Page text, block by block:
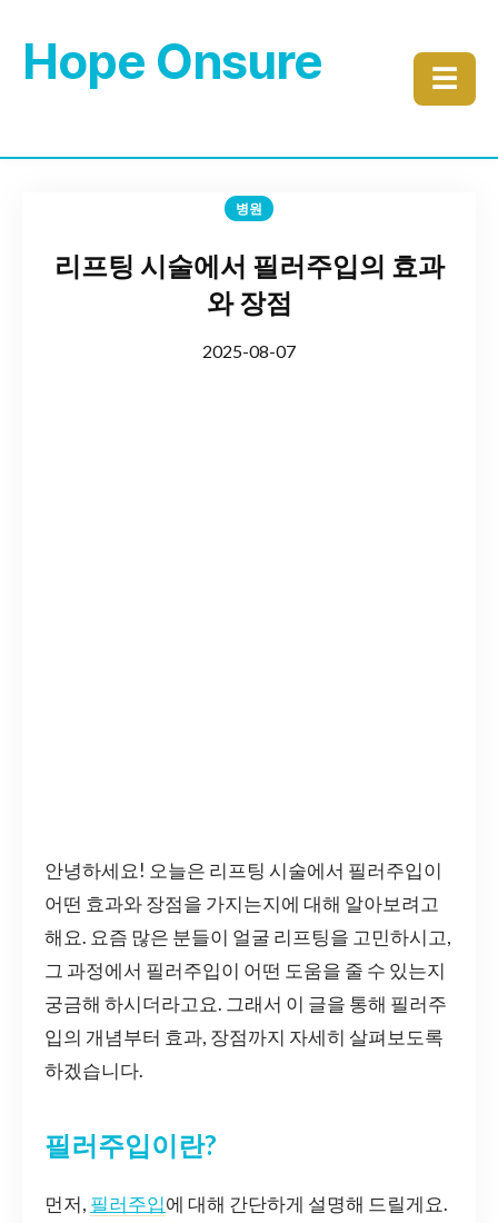
Hope Onsure ☰
병원
리프팅 시술에서 필러주입의 효과
와 장점
2025-08-07
안녕하세요! 오늘은 리프팅 시술에서 필러주입이
어떤 효과와 장점을 가지는지에 대해 알아보려고
해요. 요즘 많은 분들이 얼굴 리프팅을 고민하시고,
그 과정에서 필러주입이 어떤 도움을 줄 수 있는지
궁금해 하시더라고요. 그래서 이 글을 통해 필러주
입의 개념부터 효과, 장점까지 자세히 살펴보도록
하겠습니다.
필러주입이란?
먼저, 필러주입에 대해 간단하게 설명해 드릴게요.